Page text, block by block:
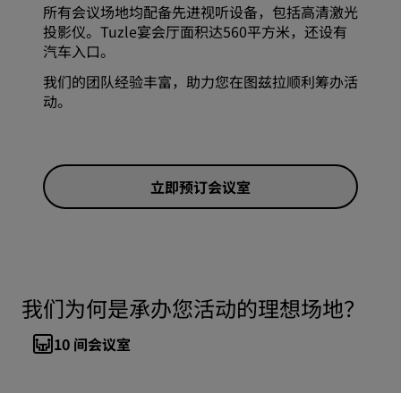
所有会议场地均配备先进视听设备，包括高清激光
投影仪。Tuzle宴会厅面积达560平方米，还设有
汽车入口。
我们的团队经验丰富，助力您在图兹拉顺利筹办活
动。
立即预订会议室
我们为何是承办您活动的理想场地？
10 间会议室